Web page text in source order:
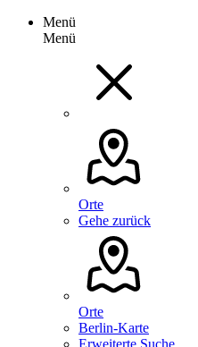
Menü
Menü
Orte
Gehe zurück
Orte
Berlin-Karte
Erweiterte Suche